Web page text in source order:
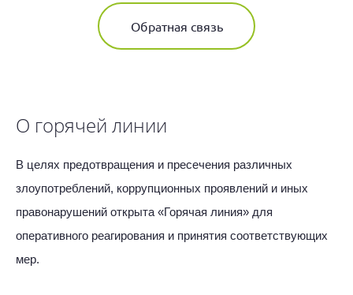
Обратная связь
О горячей линии
В целях предотвращения и пресечения различных
злоупотреблений, коррупционных проявлений и иных
правонарушений открыта «Горячая линия» для
оперативного реагирования и принятия соответствующих
мер.